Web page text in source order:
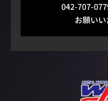
042-707-
お願いい